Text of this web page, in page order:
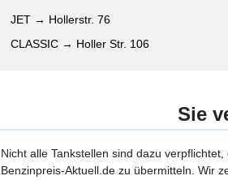
JET → Hollerstr. 76
CLASSIC → Holler Str. 106
Sie
Nicht alle Tankstellen sind dazu
Benzinpreis-Aktuell.de zu übermitteln. Wir